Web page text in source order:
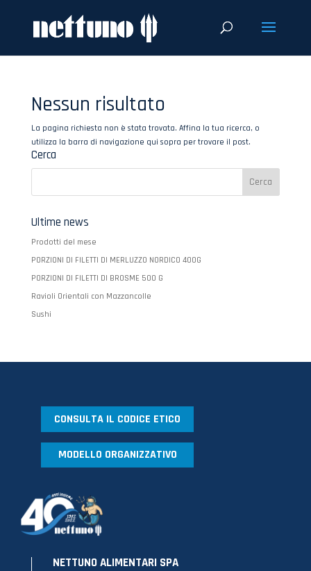
Nessun risultato
La pagina richiesta non è stata trovata. Affina la tua ricerca, o
utilizza la barra di navigazione qui sopra per trovare il post.
Cerca
Ultime news
Prodotti del mese
PORZIONI DI FILETTI DI MERLUZZO NORDICO 400G
PORZIONI DI FILETTI DI BROSME 500 G
Ravioli Orientali con Mazzancolle
Sushi
CONSULTA IL CODICE ETICO
MODELLO ORGANIZZATIVO
NETTUNO ALIMENTARI SPA